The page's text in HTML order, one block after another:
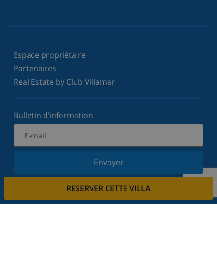
RESERVER CETTE VILLA
Espace propriétaire
Partenaires
Real Estate by Club Villamar
Bulletin d’information
Envoyer
Inscrivez-vous à notre newsletter et restez informé
votre vie privée.